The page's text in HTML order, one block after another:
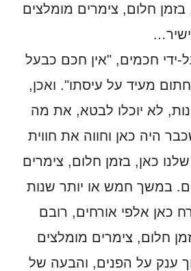
חלום, צימרים מומלצים
ידי חכמים, "אין חכם כבעל
מעיד על עיסתו". ואכן,
לא יוכלו לבטא, את מה
היה כאן וחווה את חווית
כאן, בזמן חלום, צימרים
במשך חמש או יותר שנות
כאן אלפי אורחים, רובם
חלום, צימרים מומלצים
ענק על הפנים, והבעה של